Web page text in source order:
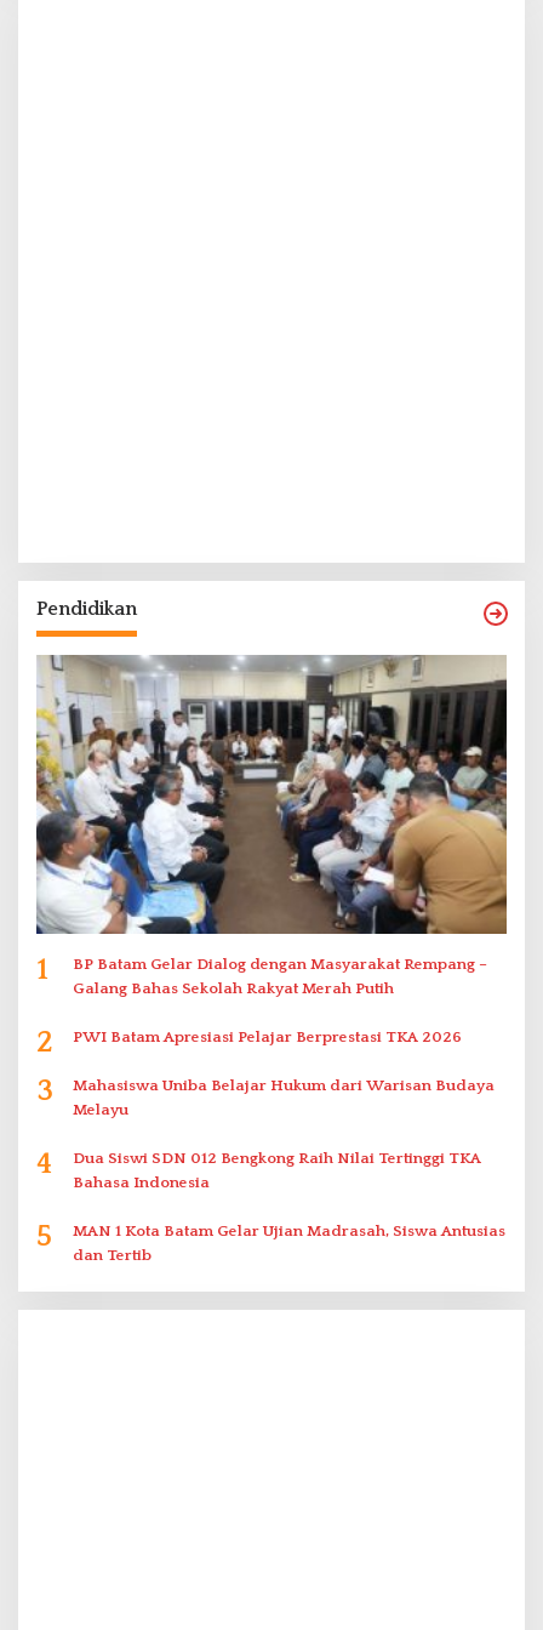
Pendidikan
1
BP Batam Gelar Dialog dengan Masyarakat Rempang –
Galang Bahas Sekolah Rakyat Merah Putih
2 PWI Batam Apresiasi Pelajar Berprestasi TKA 2026
3
Mahasiswa Uniba Belajar Hukum dari Warisan Budaya
Melayu
4
Dua Siswi SDN 012 Bengkong Raih Nilai Tertinggi TKA
Bahasa Indonesia
5
MAN 1 Kota Batam Gelar Ujian Madrasah, Siswa Antusias
dan Tertib